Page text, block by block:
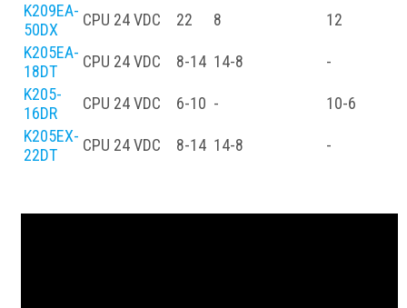
K209EA-
50DX
CPU 24 VDC 22 8 12
K205EA-
18DT
CPU 24 VDC 8-14 14-8 -
K205-
16DR
CPU 24 VDC 6-10 - 10-6
K205EX-
22DT
CPU 24 VDC 8-14 14-8 -